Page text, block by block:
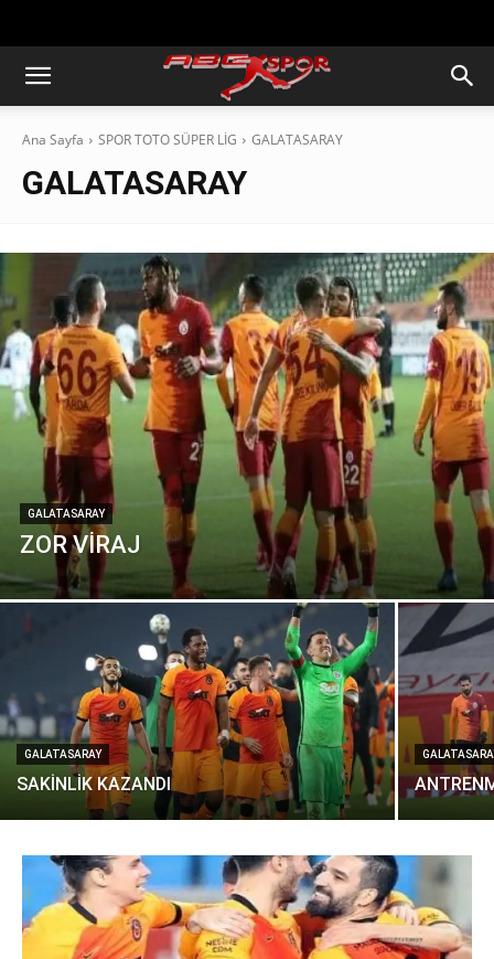
Ana Sayfa SPOR TOTO SÜPER LİG GALATASARAY
GALATASARAY
GALATASARAY
ZOR VİRAJ
GALATASARAY
SAKİNLİK KAZANDI